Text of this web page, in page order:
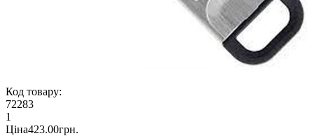
Код товару:
72283
1
Ціна423.00грн.